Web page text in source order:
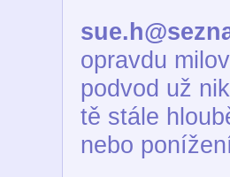
opravdu
podvod už
tě stále
nebo